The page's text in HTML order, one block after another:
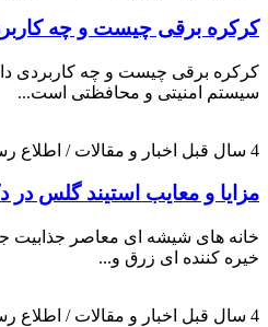
کرکره برقی چیست و چه
کرکره برقی چیست و چه کاربردی
سیستم امنیتی و محافظتی است...
4 سال قبل اخبار و مقالات /
مزایا و معایب استیند گلس
خانه های شیشه ای معاصر جذابیت
خیره کننده ای زرق و...
4 سال قبل اخبار و مقالات /